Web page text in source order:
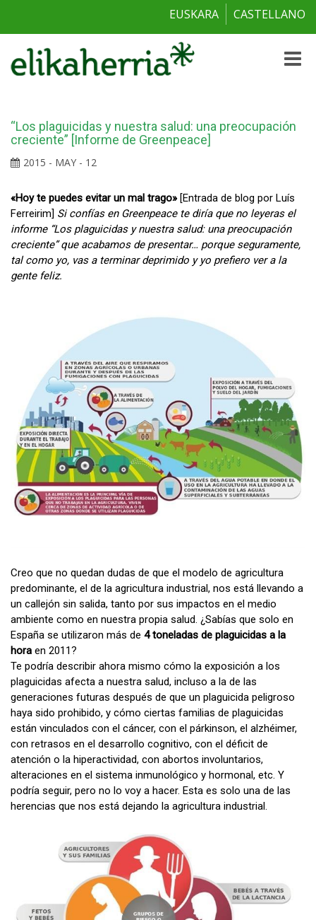
EUSKARA CASTELLANO
Toggle
“Los plaguicidas y nuestra salud: una preocupación
creciente” [Informe de Greenpeace]
2015 - MAY - 12
«Hoy te puedes evitar un mal trago»[Entrada de blog por Luís
Ferreirim] Si confías en Greenpeace te diría que no leyeras el
informe “Los plaguicidas y nuestra salud: una preocupación
creciente” que acabamos de presentar… porque seguramente,
tal como yo, vas a terminar deprimido y yo prefiero ver a la
gente feliz.
Creo que no quedan dudas de que el modelo de agricultura
predominante, el de la agricultura industrial, nos está llevando a
un callejón sin salida, tanto por sus impactos en el medio
ambiente como en nuestra propia salud. ¿Sabías que solo en
España se utilizaron más de 4 toneladas de plaguicidas a la
hora en 2011?
Te podría describir ahora mismo cómo la exposición a los
plaguicidas afecta a nuestra salud, incluso a la de las
generaciones futuras después de que un plaguicida peligroso
haya sido prohibido, y cómo ciertas familias de plaguicidas
están vinculados con el cáncer, con el párkinson, el alzhéimer,
con retrasos en el desarrollo cognitivo, con el déficit de
atención o la hiperactividad, con abortos involuntarios,
alteraciones en el sistema inmunológico y hormonal, etc. Y
podría seguir, pero no lo voy a hacer. Esta es solo una de las
herencias que nos está dejando la agricultura industrial.